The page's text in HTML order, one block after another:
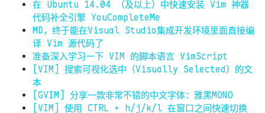
在 Ubuntu 14.04 （及以上）中快速安装 Vim 神器
代码补全引擎 YouCompleteMe
MD，终于能在Visual Studio集成开发环境里面直接编
译 Vim 源代码了
准备深入学习一下 VIM 的脚本语言 VimScript
[VIM] 搜索可视化选中（Visually Selected）的文
本
[GVIM] 分享一款非常不错的中文字体：雅黑MONO
[VIM] 使用 CTRL + h/j/k/l 在窗口之间快速切换